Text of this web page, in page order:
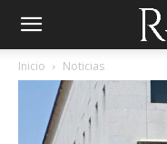
Inicio Noticias